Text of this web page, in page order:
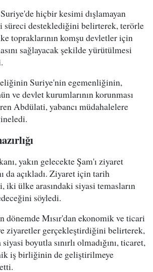
hiçbir kesimi dışlamayan
süreci desteklediğini belirterek, terörle
topraklarının komşu devletler için
sağlayacak şekilde yürütülmesi
Suriye'nin egemenliğinin,
ve devlet kurumlarının korunması
Abdülati, yabancı müdahalelere
yakın gelecekte Şam'ı ziyaret
da açıkladı. Ziyaret için tarih
iki ülke arasındaki siyasi temasların
söyledi.
dönemde Mısır'dan ekonomik ve ticari
ziyaretler gerçekleştirdiğini belirterek,
boyutla sınırlı olmadığını, ticaret,
iş birliğinin de geliştirilmeye